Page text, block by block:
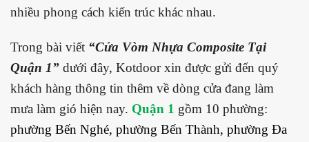
nhiều phong cách kiến trúc khác nhau.
Trong bài viết “Cửa Vòm Nhựa Composite Tại
Quận 1” dưới đây, Kotdoor xin được gửi đến quý
khách hàng thông tin thêm về dòng cửa đang làm
mưa làm gió hiện nay. Quận 1 gồm 10 phường:
phường Bến Nghé, phường Bến Thành, phường Đa